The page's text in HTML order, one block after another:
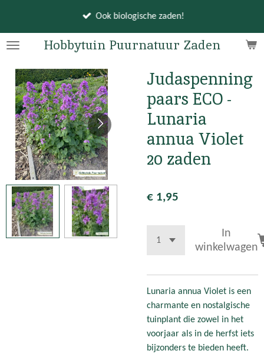
naar
hoofdinhoud
Hobbytuin Puurnatuur Zaden
Ook biologische zaden!
Judaspenning
paars ECO -
Lunaria
annua Violet
20 zaden
€ 1,95
In
winkelwagen
Lunaria annua Violet is een
charmante en nostalgische
tuinplant die zowel in het
voorjaar als in de herfst iets
bijzonders te bieden heeft.